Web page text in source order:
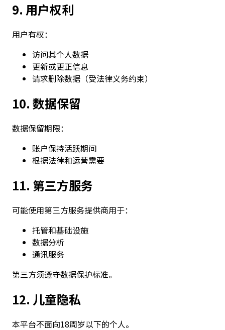
9. 用户权利
用户有权：
访问其个人数据
更新或更正信息
请求删除数据（受法律义务约束）
10. 数据保留
数据保留期限：
账户保持活跃期间
根据法律和运营需要
11. 第三方服务
可能使用第三方服务提供商用于：
托管和基础设施
数据分析
通讯服务
第三方须遵守数据保护标准。
12. 儿童隐私
本平台不面向18周岁以下的个人。